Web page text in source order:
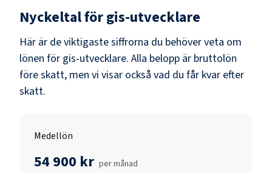
Nyckeltal förgis-utvecklare
Här är de viktigaste siffrorna du behöver veta om
lönen för gis-utvecklare. Alla belopp är bruttolön
före skatt, men vi visar också vad du får kvar efter
skatt.
Medellön
54 900 kr per månad